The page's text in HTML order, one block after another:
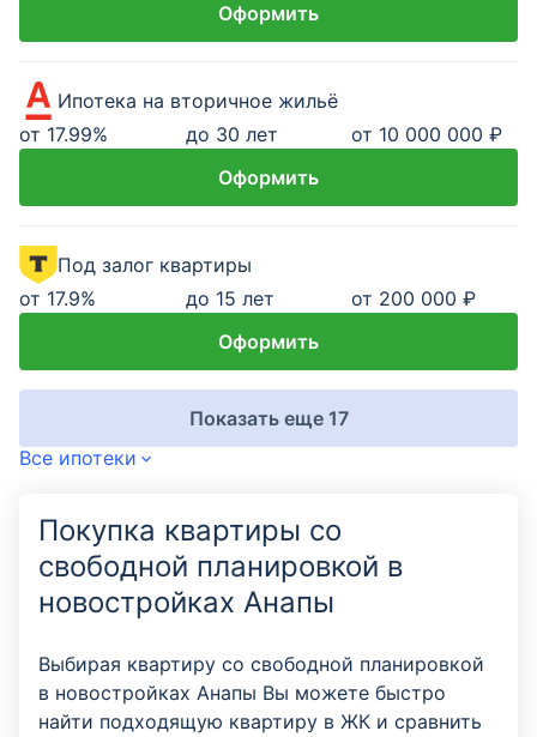
Оформить
Ипотека на вторичное жильё
от 17.99% до 30 лет
от 10 000 000 ₽
Оформить
Под залог квартиры
от 17.9% до 15 лет
от 200 000 ₽
Оформить
Показать еще 17
Все ипотеки
Покупка квартиры со
свободной планировкой в
новостройках Анапы
Выбирая квартиру со свободной планировкой
в новостройках Анапы Вы можете быстро
найти подходящую квартиру в ЖК и сравнить